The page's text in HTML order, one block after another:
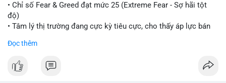
• Chỉ số Fear & Greed đạt mức 25 (Extreme Fear - Sợ hãi tột
độ)
• Tâm lý thị trường đang cực kỳ tiêu cực, cho thấy áp lực bán
• CoinGecko Trending: Heima (HEI), Pi Network (PI), Pudgy
Đọc thêm